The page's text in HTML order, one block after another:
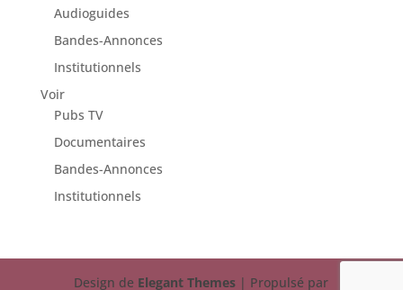
Audioguides
Bandes-Annonces
Institutionnels
Voir
Pubs TV
Documentaires
Bandes-Annonces
Institutionnels
Design de Elegant Themes | Propulsé par